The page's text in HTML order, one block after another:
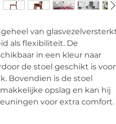
van
als flexibiliteit. De
in een kleur naar
de stoel geschikt is voor
Bovendien is de stoel
opslag en kan hij
voor extra comfort.